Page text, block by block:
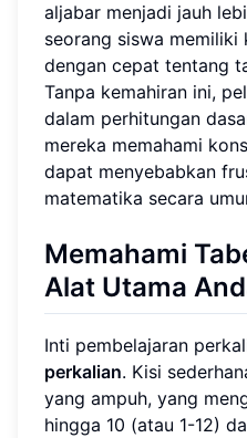
aljabar menjadi jauh
seorang siswa memiliki
dengan cepat tentang
Tanpa kemahiran ini,
dalam perhitungan
mereka memahami
dapat menyebabkan
matematika secara
Memahami
Alat Utama
Inti pembelajaran
perkalian. Kisi
yang ampuh, yang
hingga 10 (atau 1-12)